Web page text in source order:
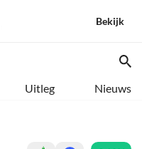
Bekijk
Uitleg Nieuws